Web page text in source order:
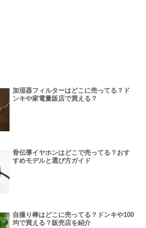
加湿器フィルターはどこに売ってる？ド
ンキや家電量販店で買える？
骨伝導イヤホンはどこで売ってる？おす
すめモデルと選び方ガイド
自撮り棒はどこに売ってる？ドンキや100
均で買える？販売店を紹介